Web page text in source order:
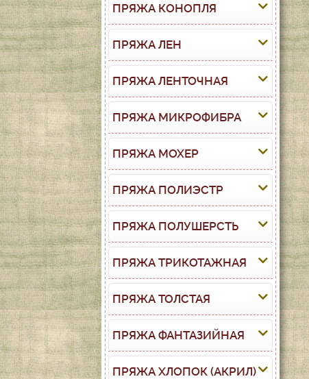
ПРЯЖА КОНОПЛЯ
ПРЯЖА ЛЕН
ПРЯЖА ЛЕНТОЧНАЯ
ПРЯЖА МИКРОФИБРА
ПРЯЖА МОХЕР
ПРЯЖА ПОЛИЭСТР
ПРЯЖА ПОЛУШЕРСТЬ
ПРЯЖА ТРИКОТАЖНАЯ
ПРЯЖА ТОЛСТАЯ
ПРЯЖА ФАНТАЗИЙНАЯ
ПРЯЖА ХЛОПОК (АКРИЛ)